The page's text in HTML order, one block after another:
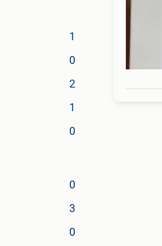
1
0
2
1
0
0
3
0